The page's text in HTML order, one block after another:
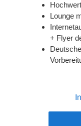
Lounge
+ Flyer